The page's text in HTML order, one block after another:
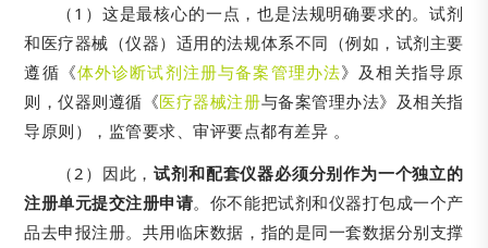
（1）这是最核心的一点，也是法规明确要求的。试剂
和医疗器械（仪器）适用的法规体系不同（例如，试剂主要
遵循《体外诊断试剂注册与备案管理办法》及相关指导原
则，仪器则遵循《医疗器械注册与备案管理办法》及相关指
导原则），监管要求、审评要点都有差异 。
（2）因此，试剂和配套仪器必须分别作为一个独立的
注册单元提交注册申请。你不能把试剂和仪器打包成一个产
品去申报注册。共用临床数据，指的是同一套数据分别支撑